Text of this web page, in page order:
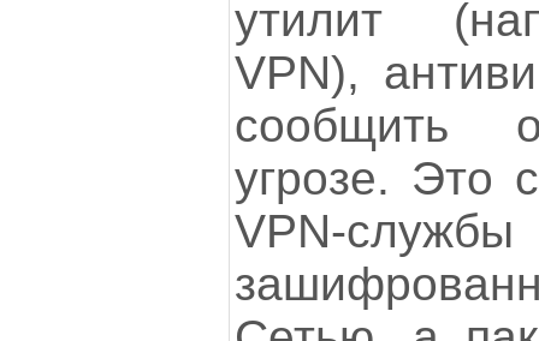
утилит
VPN),
сообщить
угрозе. Это
VPN-